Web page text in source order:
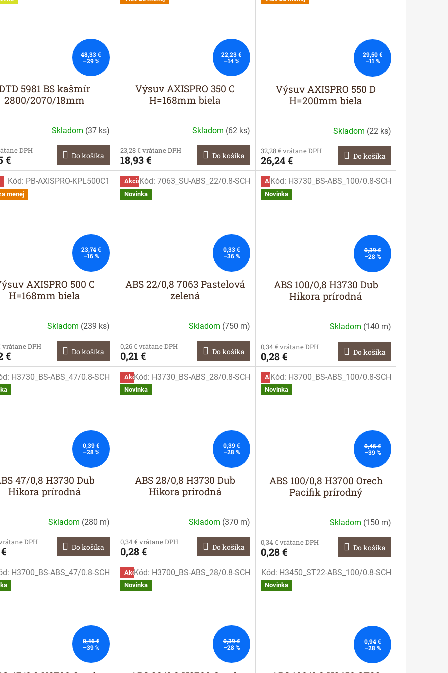
48,33 €
–29 %
5981 BS kašmír
2800/2070/18mm
Skladom (37 ks)
DPH
€ Do košíka
22,23 €
–14 %
Výsuv AXISPRO 350 C
H=168mm biela
Skladom (62 ks)
23,28 € vrátane DPH
18,93 € Do košíka
29,50 €
–11 %
Výsuv AXISPRO 550 D
H=200mm biela
Skladom (22 ks)
32,28 € vrátane DPH
26,24 € Do košíka
menej
23,74 €
–16 %
AXISPRO 500 C
H=168mm biela
Skladom (239 ks)
vrátane DPH
€ Do košíka
Kód: PB-AXISPRO-KPL500C1
Akcia
Novinka
0,33 €
–36 %
ABS 22/0,8 7063 Pastelová
zelená
Skladom (750 m)
0,26 € vrátane DPH
0,21 € Do košíka
Kód: 7063_SU-ABS_22/0.8-SCH
Akcia
Novinka
0,39 €
–28 %
ABS 100/0,8 H3730 Dub
Hikora prírodná
Skladom (140 m)
0,34 € vrátane DPH
0,28 € Do košíka
Kód: H3730_BS-ABS_100/0.8-SCH
0,39 €
–28 %
47/0,8 H3730 Dub
Hikora prírodná
Skladom (280 m)
DPH
Do košíka
H3730_BS-ABS_47/0.8-SCH
Akcia
Novinka
0,39 €
–28 %
ABS 28/0,8 H3730 Dub
Hikora prírodná
Skladom (370 m)
0,34 € vrátane DPH
0,28 € Do košíka
Kód: H3730_BS-ABS_28/0.8-SCH
Akcia
Novinka
0,46 €
–39 %
ABS 100/0,8 H3700 Orech
Pacifik prírodný
Skladom (150 m)
0,34 € vrátane DPH
0,28 € Do košíka
Kód: H3700_BS-ABS_100/0.8-SCH
0,46 €
–39 %
H3700_BS-ABS_47/0.8-SCH
Akcia
Novinka
0,39 €
–28 %
Kód: H3700_BS-ABS_28/0.8-SCH
Akcia
Novinka
0,94 €
–28 %
Kód: H3450_ST22-ABS_100/0.8-SCH